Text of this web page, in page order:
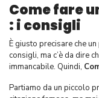
Come fare
: i consigli
È giusto precisare che
consigli, ma c’è da dire
immancabile. Quindi,
Partiamo da un piccolo